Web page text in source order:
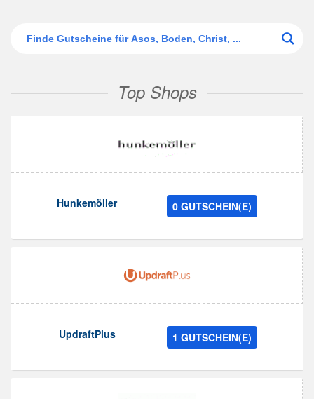
Top Shops
Hunkemöller 0 GUTSCHEIN(E)
UpdraftPlus 1 GUTSCHEIN(E)